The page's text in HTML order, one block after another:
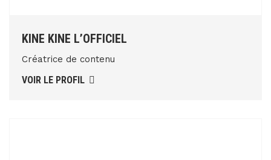
KINE KINE L’OFFICIEL
Créatrice de contenu
VOIR LE PROFIL